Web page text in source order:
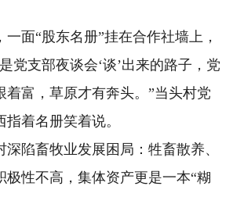
“股东名册”挂在合作社墙上，
党支部夜谈会‘谈’出来的路子，党
着富，草原才有奔头。”当头村党
着名册笑着说。
陷畜牧业发展困局：牲畜散养、
极性不高，集体资产更是一本“糊